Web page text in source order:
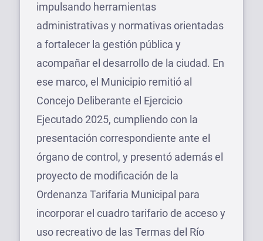
impulsando herramientas
administrativas y normativas orientadas
a fortalecer la gestión pública y
acompañar el desarrollo de la ciudad. En
ese marco, el Municipio remitió al
Concejo Deliberante el Ejercicio
Ejecutado 2025, cumpliendo con la
presentación correspondiente ante el
órgano de control, y presentó además el
proyecto de modificación de la
Ordenanza Tarifaria Municipal para
incorporar el cuadro tarifario de acceso y
uso recreativo de las Termas del Río